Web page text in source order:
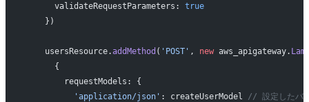
      validateRequestParameters:
true
    })
    usersResource.
addMethod ( 'POST' , new aws_apigateway.
      {
        requestModels: {
          'application/json'
: createUserModel
// 設定したバ